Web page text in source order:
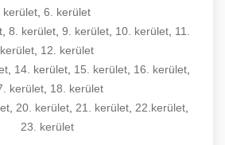
kerület 6. kerület
, 8. kerület, 9. kerület, 10. kerület, 11.
kerület 12. kerület
14. kerület 15. kerület 16. kerület
kerület 18. kerület
20. kerület 21. kerület 22.kerület
23. kerület